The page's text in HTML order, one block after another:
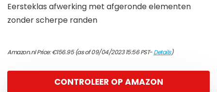
Eersteklas afwerking met afgeronde elementen
zonder scherpe randen
Amazon.nl Price:€156.95(as of 09/04/2023 15:56 PST-Details)
CONTROLEER OP AMAZON